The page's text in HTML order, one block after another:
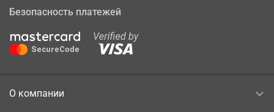
Безопасность платежей
О компании